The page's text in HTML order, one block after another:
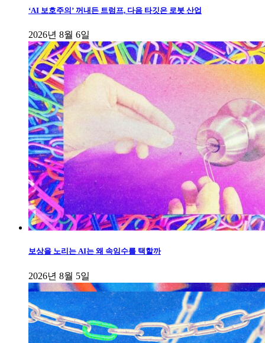
‘AI 보호주의’ 꺼내든 트럼프, 다음 타깃은 로봇 산업
2026년 8월 6일
보상을 노리는 AI는 왜 속임수를 택할까
2026년 8월 5일